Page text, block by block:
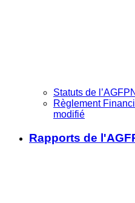
Statuts de
Règlement
modifié
Rapports de